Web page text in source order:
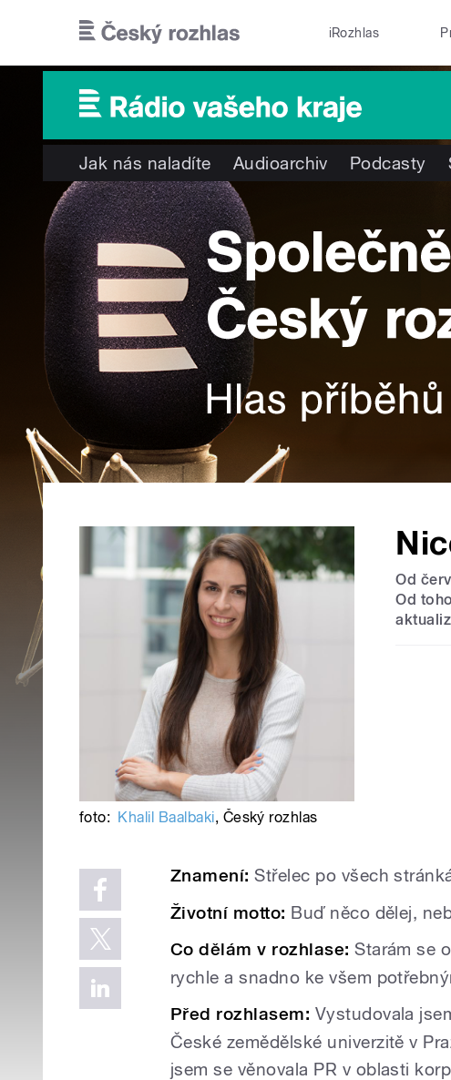
iRozhlas
Jak nás naladíte Audioarchiv Podcasty
Od
Od
foto: Khalil Baalbaki, Český rozhlas
Znamení:Střelec po všech
Životní motto: Buď něco dělej,
Co dělám v rozhlase:Starám se
rychle a snadno ke všem
Před rozhlasem: Vystudovala
České zemědělské univerzitě v
jsem se věnovala PR v oblasti